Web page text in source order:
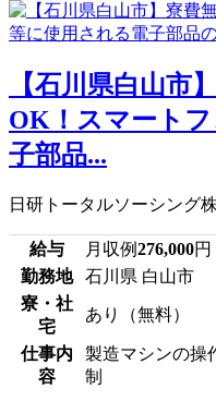
【石川県白山市
OK！スマート
子部品...
日研トータルソーシング
給与 月収例276,000円
勤務地
石川県 白山市
寮・社
宅
あり（無料）
仕事内
容
製造マシンの操
制